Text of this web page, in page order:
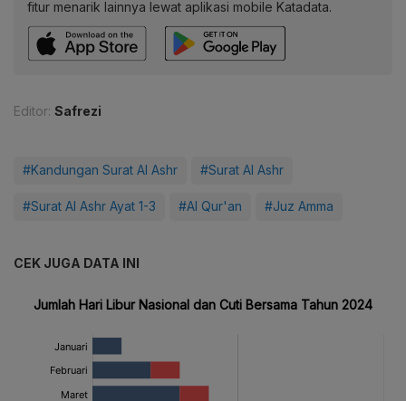
fitur menarik lainnya lewat aplikasi mobile Katadata.
Editor: Safrezi
#Kandungan Surat Al Ashr #Surat Al Ashr
#Surat Al Ashr Ayat 1-3 #Al Qur'an #Juz Amma
CEK JUGA DATA INI